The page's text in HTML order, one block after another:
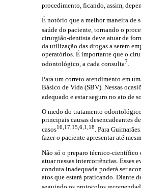
procedimento, ficando, assim,
É notório que a melhor maneira de
saúde do paciente, tornando o
cirurgião-dentista deve atuar de
da utilização das drogas a serem
operatórios. É importante que o
odontológico, a cada consulta7.
Para um correto atendimento em
Básico de Vida (SBV). Nessas
adequado e estar seguro no ato de
O medo do tratamento odontológico
principais causas desencadeantes
casos16,17,15,6,1,18. Para
fazer o paciente apresentar até
Não só o preparo técnico-científico
atuar nessas intercorrências. Esses
conduta inadequada poderá ser
atos que estará praticando. Diante